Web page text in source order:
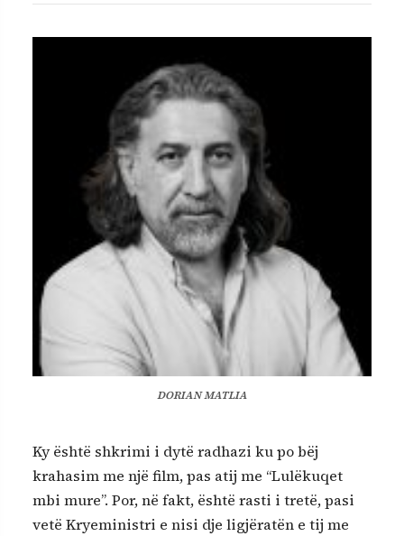
DORIAN MATLIA
Ky është shkrimi i dytë radhazi ku po bëj
krahasim me një film, pas atij me “Lulëkuqet
mbi mure”. Por, në fakt, është rasti i tretë, pasi
vetë Kryeministri e nisi dje ligjëratën e tij me